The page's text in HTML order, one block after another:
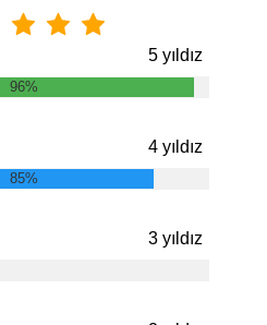
5 yıldız
96%
4 yıldız
85%
3 yıldız